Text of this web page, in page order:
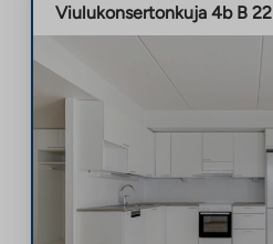
Viulukonsertonkuja 4b B 22